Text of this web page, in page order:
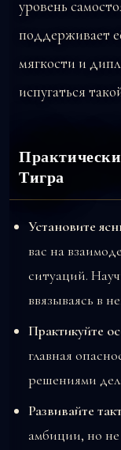
уровень
поддерживает
мягкости и
испугаться
Тигра
Установите
вас на
ситуаций.
ввязываясь в
Практикуйте
главная
решениями
Развивайте
амбиции, но не